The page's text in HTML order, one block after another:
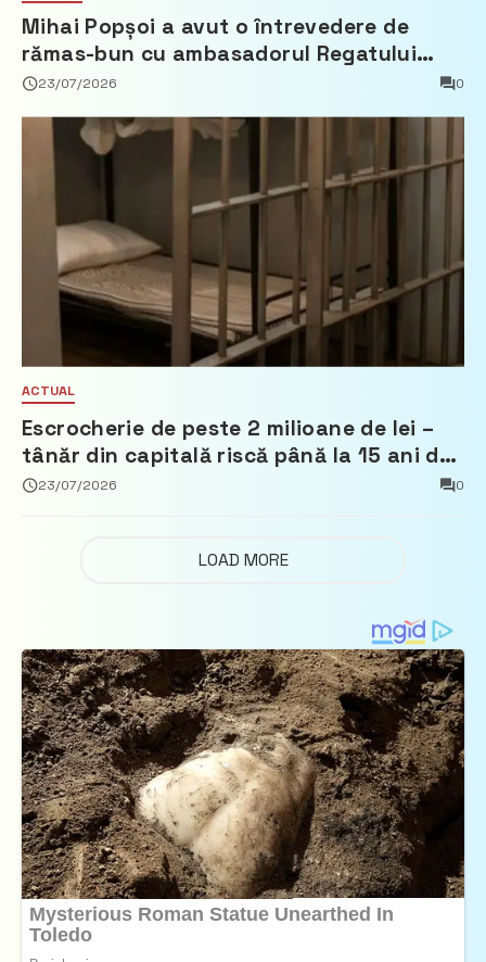
Mihai Popșoi a avut o întrevedere de
rămas-bun cu ambasadorul Regatului
Țărilor de Jos, Fred Duijn
23/07/2026 0
ACTUAL
Escrocherie de peste 2 milioane de lei –
tânăr din capitală riscă până la 15 ani de
închisoare
23/07/2026 0
LOAD MORE